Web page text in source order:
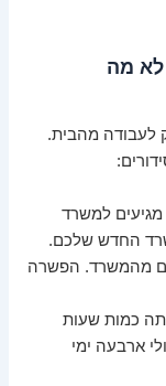
לא מה
לעבודה מהבית.
למשרד
החדש שלכם.
מהמשרד. הפשרה
כמות שעות
ארבעה ימי